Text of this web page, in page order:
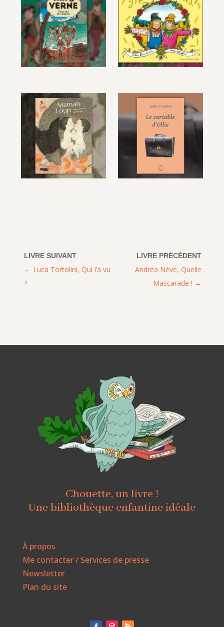
Andréa Nève, Quelle
Mascarade !
Luca Tortolini, Qui l’a vu
?
Chouette, un livre !
Une bibliothèque enfantine idéale
À propos
Me contacter / Services de presse
Newsletter
Plan du site